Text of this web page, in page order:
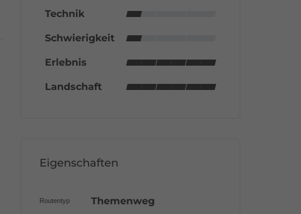
Technik
Schwierigkeit
Erlebnis
Landschaft
Eigenschaften
Routentyp Themenweg